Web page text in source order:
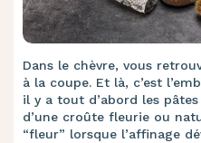
Dans le chèvre, vous
à la coupe. Et là, c’est
il y a tout d’abord les
d’une croûte fleurie ou
“fleur” lorsque l’affinage